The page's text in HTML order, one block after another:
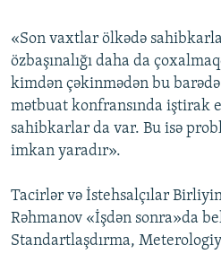
«Son vaxtlar ölkədə
özbaşınalığı daha da
kimdən çəkinmədən bu barədə
mətbuat konfransında iştirak
sahibkarlar da var. Bu isə
imkan yaradır».
Tacirlər və İstehsalçılar
Rəhmanov «İşdən sonra»da
Standartlaşdırma,